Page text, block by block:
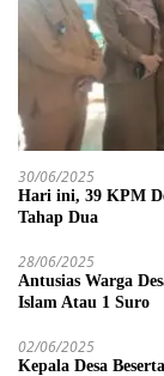
30/06/2025
Hari ini, 39 KPM
Tahap Dua
28/06/2025
Antusias Warga
Islam Atau 1 Suro
02/06/2025
Kepala Desa